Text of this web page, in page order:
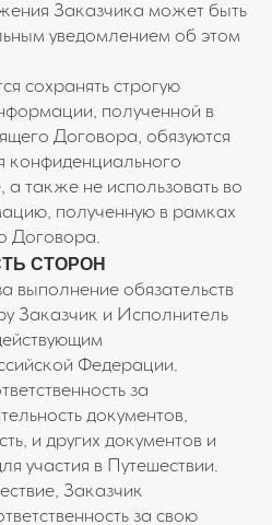
Заказчика может быть
уведомлением об этом
сохранять строгую
полученной в
Договора, обязуются
конфиденциального
а также не использовать во
полученную в рамках
Договора.
СТОРОН
выполнение обязательств
Заказчик и Исполнитель
Федерации.
за
документов,
и других документов и
участия в Путешествии.
Заказчик
за свою